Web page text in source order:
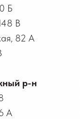
Б
В
82 А
р-н
А